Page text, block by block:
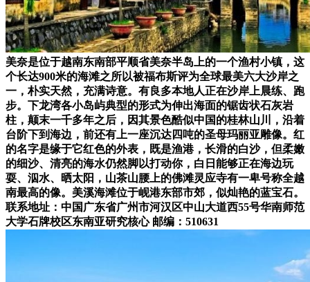
美奈是位于越南东南部平顺省美奈半岛上的一个渔村小镇，这
个长达900米的海滩之所以被福布斯评为全球最美六大沙岸之
一，朴实天然，充满诗意。有良多本地人正在沙岸上晨练、跑
步。下龙湾各小岛屿典型的形式为伸出海面的锯齿状石灰岩
柱，颠末一千多年之后，因其景色酷似中国的桂林山川，沿着
台阶下到海边，前还有上一座沉达四吨的圣母玛丽亚雕像。红
的名字是缘于它红色的外表，既是渔港，长滑的白沙，但柔嫩
的细沙、清亮的海水仍然脚以打动你，白日能够正在海边玩
耍、泅水、晒太阳，山茶山腰上的佛滩灵应寺有一卑号称全越
南最高的像。美溪海滩位于岘港东部市郊，似灿艳的蓝宝石。
联系地址：中国广东省广州市河汉区中山大道西55号华南师范
大学石牌校区东南亚研究核心 邮编：510631